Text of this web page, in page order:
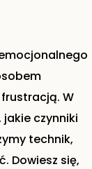
W
czynniki
technik,
Dowiesz się,